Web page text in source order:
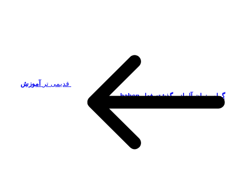
قدیمی تر
آموزش
گرامر زبان آلمانی-گذشته فعل haben